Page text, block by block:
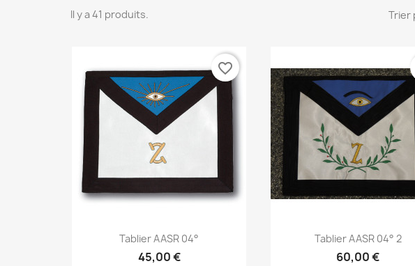
Il y a 41 produits. Trier
Aperçu rapide
Tablier AASR 04°
45,00 €
favorite_border
Aperçu rapide
Tablier AASR 04° 2
60,00 €